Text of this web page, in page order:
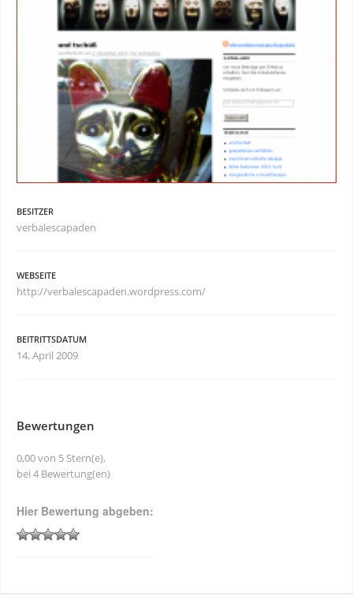
BESITZER
verbalescapaden
WEBSEITE
http://verbalescapaden.wordpress.com/
BEITRITTSDATUM
14. April 2009
Bewertungen
0,00 von 5 Stern(e),
bei 4 Bewertung(en)
Hier Bewertung abgeben: